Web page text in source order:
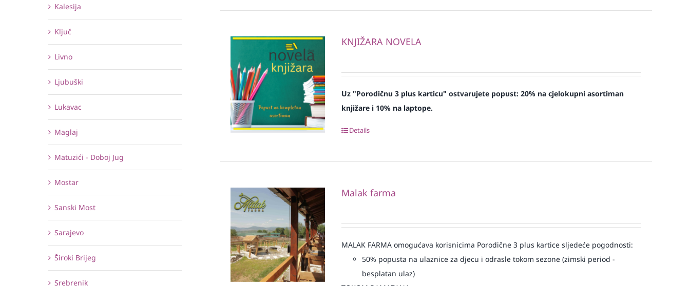
KNJIŽARA NOVELA
Uz "Porodičnu 3 plus karticu" ostvarujete popust: 20% na cjelokupni asortiman
knjižare i 10% na laptope.
Details
Malak farma
MALAK FARMA omogućava korisnicima Porodične 3 plus kartice sljedeće pogodnosti:
50% popusta na ulaznice za djecu i odrasle tokom sezone (zimski period -
besplatan ulaz)
Kalesija
Ključ
Livno
Ljubuški
Lukavac
Maglaj
Matuzići - Doboj Jug
Mostar
Sanski Most
Sarajevo
Široki Brijeg
Srebrenik